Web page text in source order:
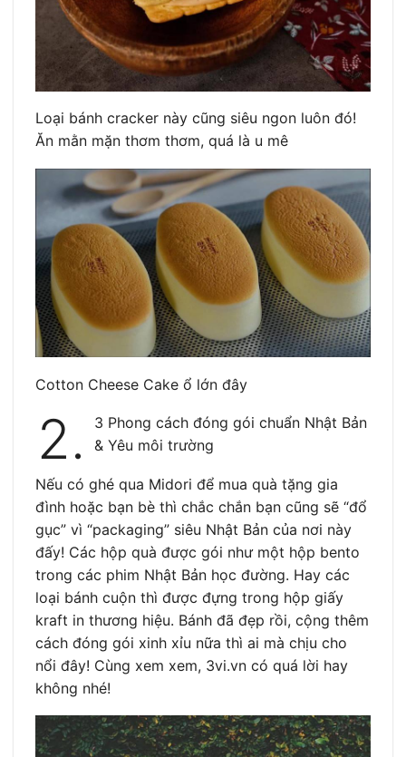
Loại bánh cracker này cũng siêu ngon luôn đó!
Ăn mằn mặn thơm thơm, quá là u mê
Cotton Cheese Cake ổ lớn đây
2.
3 Phong cách đóng gói chuẩn Nhật Bản
& Yêu môi trường
Nếu có ghé qua Midori để mua quà tặng gia
đình hoặc bạn bè thì chắc chắn bạn cũng sẽ “đổ
gục” vì “packaging” siêu Nhật Bản của nơi này
đấy! Các hộp quà được gói như một hộp bento
trong các phim Nhật Bản học đường. Hay các
loại bánh cuộn thì được đựng trong hộp giấy
kraft in thương hiệu. Bánh đã đẹp rồi, cộng thêm
cách đóng gói xinh xỉu nữa thì ai mà chịu cho
nổi đây! Cùng xem xem, 3vi.vn có quá lời hay
không nhé!